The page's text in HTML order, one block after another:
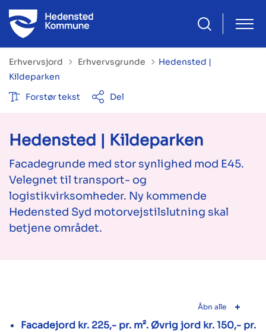
Erhvervsjord Tilbage til
Erhvervsgrunde
Hedensted |
Kildeparken
Forstør tekst
Del
Hedensted | Kildeparken
Facadegrunde med stor synlighed mod E45.
Velegnet til transport- og
logistikvirksomheder. Ny kommende
Hedensted Syd motorvejstilslutning skal
betjene området.
Åbn alle
Facadejord kr. 225,- pr. m². Øvrig jord kr. 150,- pr.